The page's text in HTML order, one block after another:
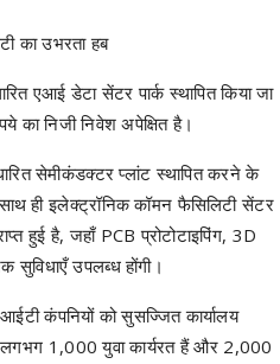
निजी निवेश अपेक्षित है।
सेमीकंडक्टर प्लांट स्थापित करने के
ही इलेक्ट्रॉनिक कॉमन फैसिलिटी सेंटर
हुई है, जहाँ PCB प्रोटोटाइपिंग, 3D
सुविधाएँ उपलब्ध होंगी।
कंपनियों को सुसज्जित कार्यालय
1,000 युवा कार्यरत हैं और 2,000